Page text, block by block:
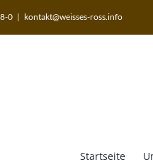
0 | kontakt@weisses-ross.info
Startseite